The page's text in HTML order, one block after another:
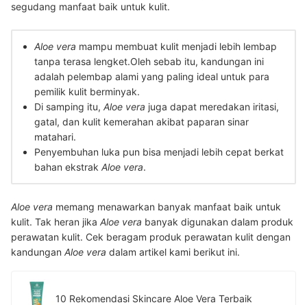
segudang manfaat baik untuk kulit.
Aloe vera mampu membuat kulit menjadi lebih lembap
tanpa terasa lengket.Oleh sebab itu, kandungan ini
adalah pelembap alami yang paling ideal untuk para
pemilik kulit berminyak.
Di samping itu, Aloe vera juga dapat meredakan iritasi,
gatal, dan kulit kemerahan akibat paparan sinar
matahari.
Penyembuhan luka pun bisa menjadi lebih cepat berkat
bahan ekstrak Aloe vera.
Aloe vera memang menawarkan banyak manfaat baik untuk
kulit. Tak heran jika Aloe vera banyak digunakan dalam produk
perawatan kulit. Cek beragam produk perawatan kulit dengan
kandungan Aloe vera dalam artikel kami berikut ini.
10 Rekomendasi Skincare Aloe Vera Terbaik